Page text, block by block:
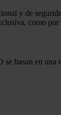
y de
como
basan en una